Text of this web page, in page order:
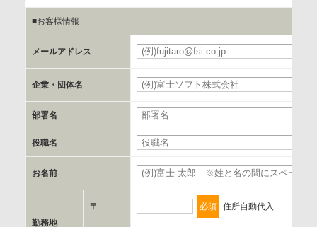
お客様のご氏名、フリガナ、企業・団体名、部署名、役職、
郵便番号、住所、電話番号、FAX番号、メールアドレス
c.第三者への提供の手段または手法
書類の送付又は電子的な方法
d.提供先および管理者
当社とイベント/セミナーを共同で開催する企業/団体
■お客様情報
メールアドレス
企業・団体名
部署名
役職名
お名前
勤務地
〒 必須 住所自動代入